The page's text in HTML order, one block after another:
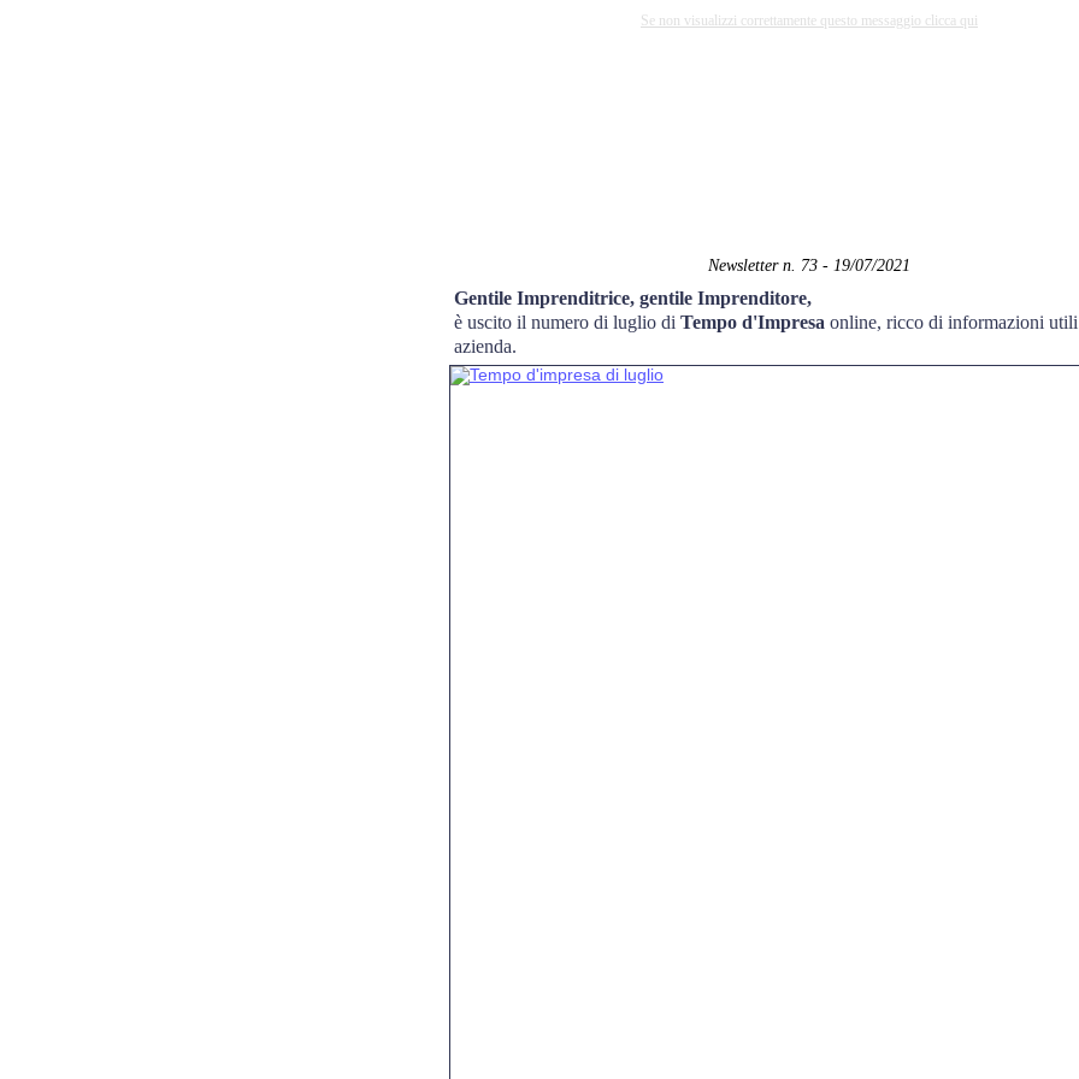
Se non visualizzi correttamente questo messaggio clicca qui
Newsletter n. 73 - 19/07/2021
Gentile Imprenditrice, gentile Imprenditore,
è uscito il numero di luglio di Tempo d'Impresa online, ricco di informazioni utili
azienda.